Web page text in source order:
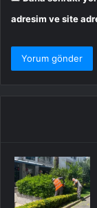
adresim ve site